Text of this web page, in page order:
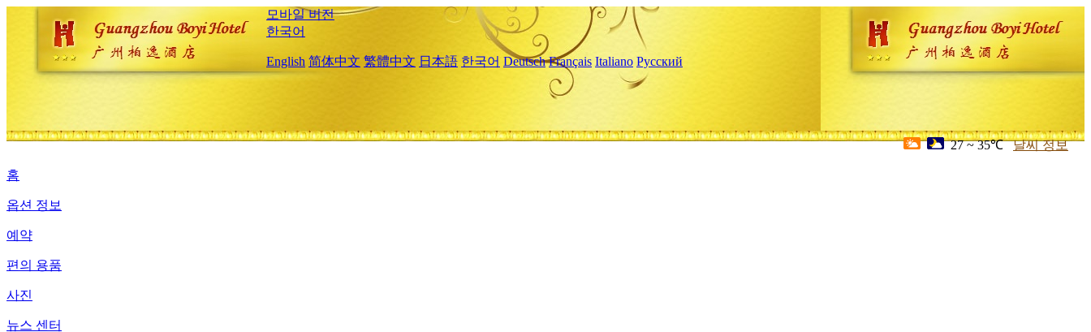
모바일 버전
한국어
English 简体中文 繁體中文 日本語 한국어 Deutsch Français Italiano Русский
27 ~ 35℃ 날씨 정보
홈
옵션 정보
예약
편의 용품
사진
뉴스 센터